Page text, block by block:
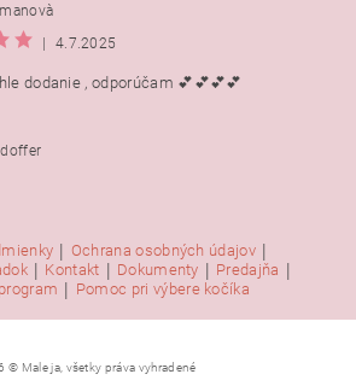
|
4.7.2025
dodanie , odporúčam 💕💕💕💕
| Ochrana osobných údajov |
| Kontakt | Dokumenty | Predajňa |
| Pomoc pri výbere kočíka
© Male ja, všetky práva vyhradené